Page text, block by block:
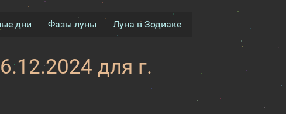
дни Фазы луны Луна в Зодиаке
для г.